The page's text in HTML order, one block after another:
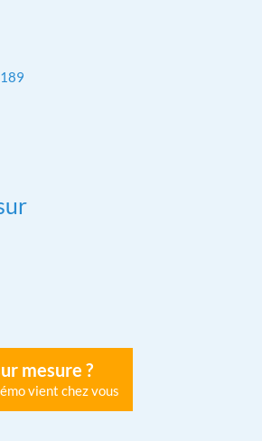
mesure ?
vient chez vous